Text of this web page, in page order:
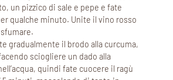
un pizzico di sale e pepe e fate
qualche minuto. Unite il vino rosso
gradualmente il brodo alla curcuma,
sciogliere un dado alla
quindi fate cuocere il ragù